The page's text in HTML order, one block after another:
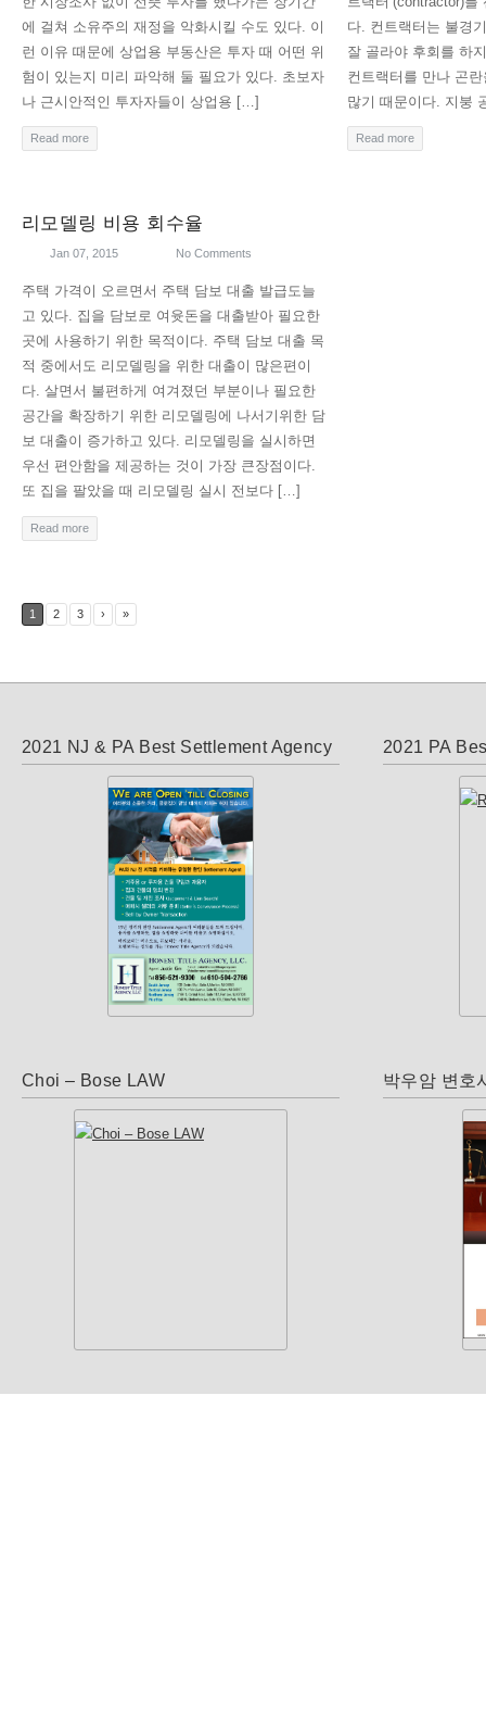
에 걸쳐 소유주의 재정을 악화시킬 수도 있다. 이
런 이유 때문에 상업용 부동산은 투자 때 어떤 위
험이 있는지 미리 파악해 둘 필요가 있다. 초보자
나 근시안적인 투자자들이 상업용 […]
Read more
다. 컨트랙터는 불경
잘 골라야 후회를 하
컨트랙터를 만나 곤
많기 때문이다. 지붕
Read more
리모델링 비용 회수율
Jan 07, 2015 No Comments
주택 가격이 오르면서 주택 담보 대출 발급도늘
고 있다. 집을 담보로 여윳돈을 대출받아 필요한
곳에 사용하기 위한 목적이다. 주택 담보 대출 목
적 중에서도 리모델링을 위한 대출이 많은편이
다. 살면서 불편하게 여겨졌던 부분이나 필요한
공간을 확장하기 위한 리모델링에 나서기위한 담
보 대출이 증가하고 있다. 리모델링을 실시하면
우선 편안함을 제공하는 것이 가장 큰장점이다.
또 집을 팔았을 때 리모델링 실시 전보다 […]
Read more
1 2 3 › »
2021 NJ & PA Best Settlement Agency
Choi – Bose LAW
2021 PA
박우암 변호